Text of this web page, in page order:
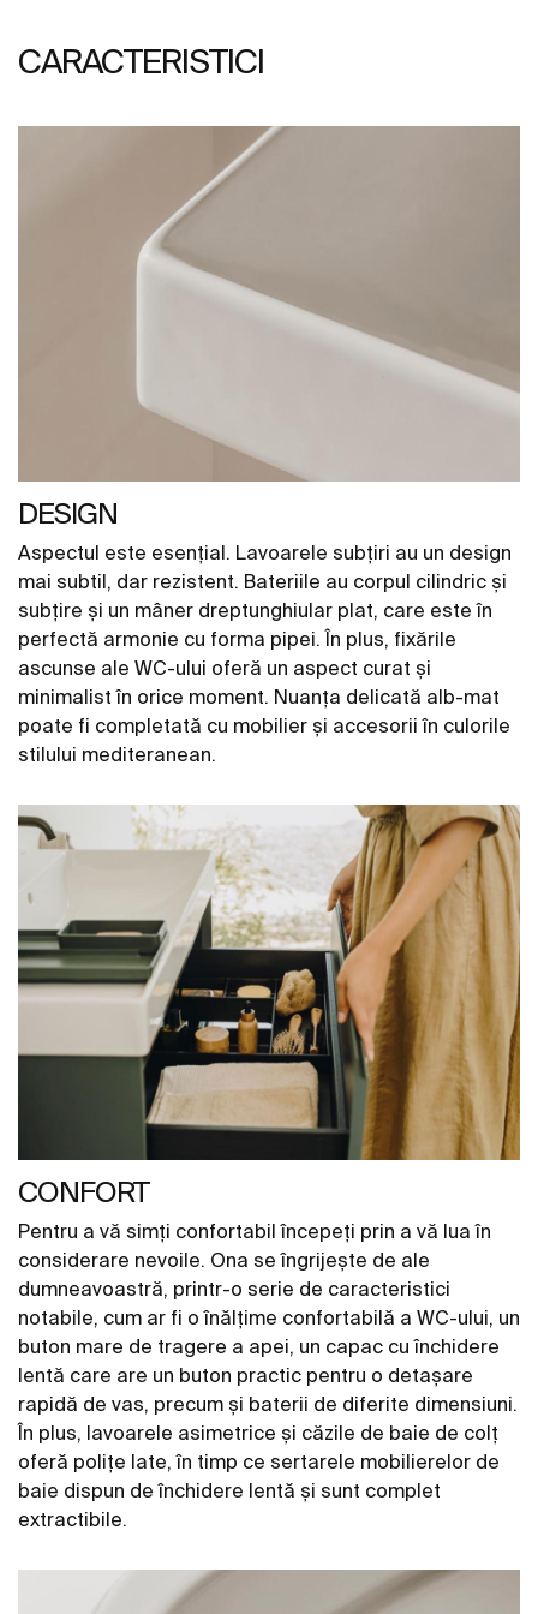
CARACTERISTICI
DESIGN
Aspectul este esențial. Lavoarele subțiri au un design
mai subtil, dar rezistent. Bateriile au corpul cilindric și
subțire și un mâner dreptunghiular plat, care este în
perfectă armonie cu forma pipei. În plus, fixările
ascunse ale WC-ului oferă un aspect curat și
minimalist în orice moment. Nuanța delicată alb-mat
poate fi completată cu mobilier și accesorii în culorile
stilului mediteranean.
CONFORT
Pentru a vă simți confortabil începeți prin a vă lua în
considerare nevoile. Ona se îngrijește de ale
dumneavoastră, printr-o serie de caracteristici
notabile, cum ar fi o înălțime confortabilă a WC-ului, un
buton mare de tragere a apei, un capac cu închidere
lentă care are un buton practic pentru o detașare
rapidă de vas, precum și baterii de diferite dimensiuni.
În plus, lavoarele asimetrice și căzile de baie de colț
oferă polițe late, în timp ce sertarele mobilierelor de
baie dispun de închidere lentă și sunt complet
extractibile.